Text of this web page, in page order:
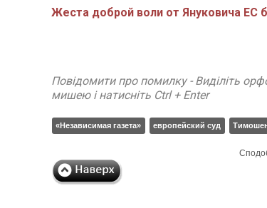
Жеста доброй воли от Януковича ЕС
Повідомити про помилку - Виділіть
мишею і натисніть Ctrl + Enter
«Независимая газета» европейский суд